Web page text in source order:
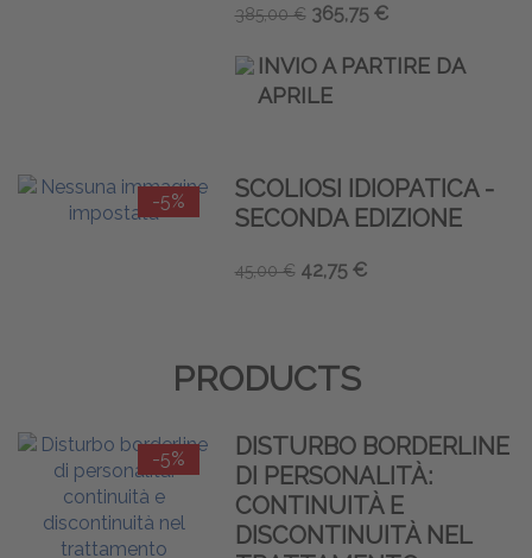
385,00 € 365,75 €
INVIO A PARTIRE DA
APRILE
-5%
SCOLIOSI IDIOPATICA -
SECONDA EDIZIONE
45,00 € 42,75 €
PRODUCTS
-5%
DISTURBO BORDERLINE
DI PERSONALITÀ:
CONTINUITÀ E
DISCONTINUITÀ NEL